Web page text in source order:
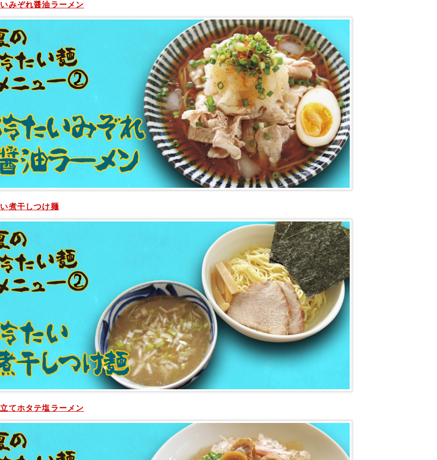
みぞれ醤油ラーメン
煮干しつけ麺
てホタテ塩ラーメン